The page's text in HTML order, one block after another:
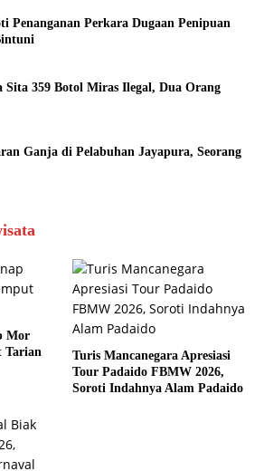
Penanganan Perkara Dugaan Penipuan
Sita 359 Botol Miras Ilegal, Dua Orang
Ganja di Pelabuhan Jayapura, Seorang
Mor
Tarian
Turis Mancanegara Apresiasi
Tour Padaido FBMW 2026,
Soroti Indahnya Alam Padaido